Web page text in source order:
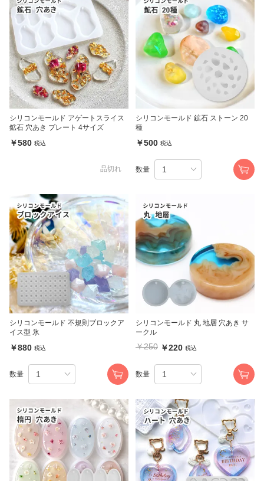
シリコンモールド アゲートスライス
鉱石 穴あき プレート 4サイズ
￥580 税込
品切れ
シリコンモールド 鉱石 ストーン 20
種
￥500 税込
数量
シリコンモールド 不規則ブロックア
イス型 氷
￥880 税込
数量
シリコンモールド 丸 地層 穴あき サ
ークル
￥250 ￥220 税込
数量